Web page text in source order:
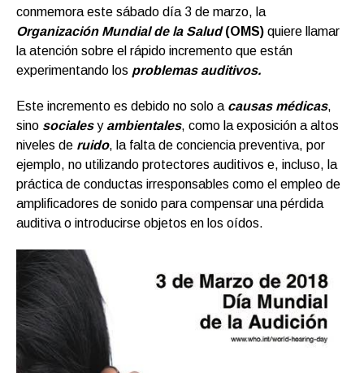
conmemora este sábado día 3 de marzo, la
Organización Mundial de la Salud(OMS) quiere llamar
la atención sobre el rápido incremento que están
experimentando los problemas auditivos.
Este incremento es debido no solo a causas médicas,
sino socialesy ambientales, como la exposición a altos
niveles de ruido, la falta de conciencia preventiva, por
ejemplo, no utilizando protectores auditivos e, incluso, la
práctica de conductas irresponsables como el empleo de
amplificadores de sonido para compensar una pérdida
auditiva o introducirse objetos en los oídos.